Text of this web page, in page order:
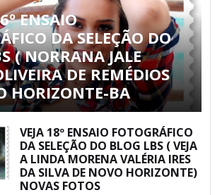
ENSAIO
DA SELEÇÃO DO
( NORRANA JALE
DE REMÉDIOS
HORIZONTE-BA
VEJA 18º ENSAIO FOTOGRÁFICO
DA SELEÇÃO DO BLOG LBS ( VEJA
A LINDA MORENA VALÉRIA IRES
DA SILVA DE NOVO HORIZONTE)
NOVAS FOTOS